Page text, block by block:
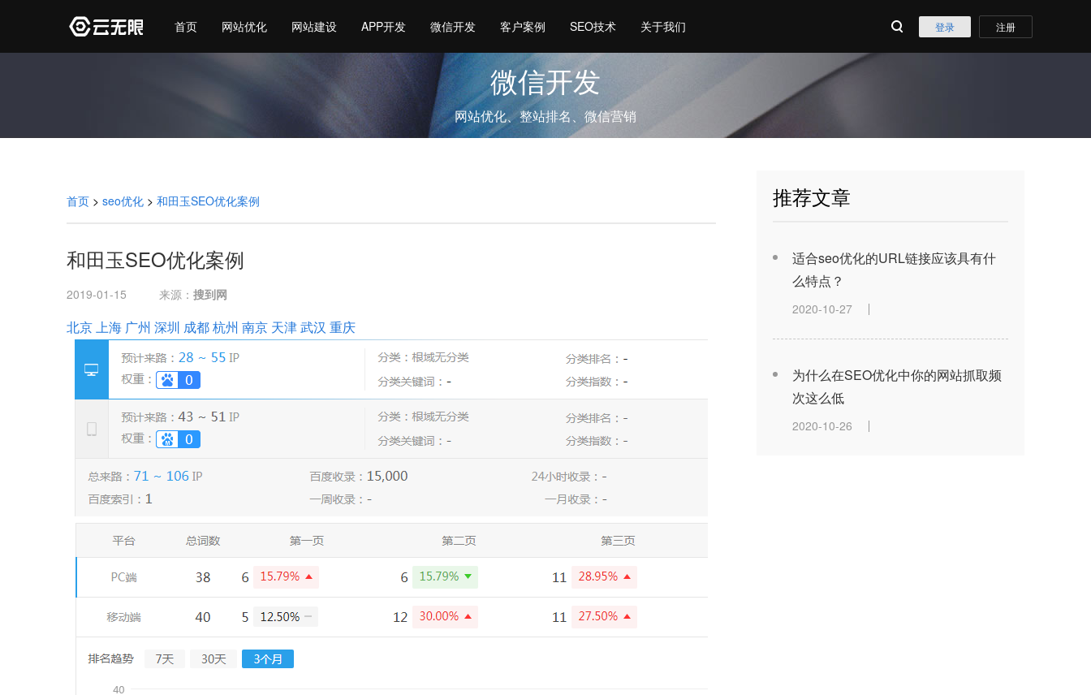
首页 网站优化 网站建设 APP开发 微信开发 客户案例 SEO技术 关于我们 登录 注册
微信开发
网站优化、整站排名、微信营销
首页 > seo优化 > 和田玉SEO优化案例
和田玉SEO优化案例
2019-01-15 来源： 搜到网
北京上海 广州 深圳 成都杭州 南京 天津武汉 重庆
推荐文章
适合seo优化的URL链接应该具有什
么特点？
2020-10-27
为什么在SEO优化中你的网站抓取频
次这么低
2020-10-26